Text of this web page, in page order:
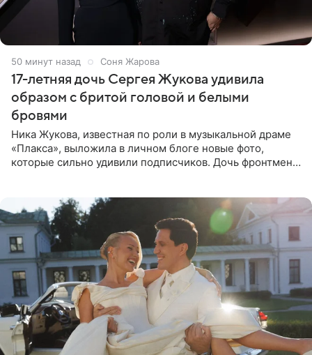
51 минуту назад Соня Жарова
17-летняя дочь Сергея Жукова удивила
образом с бритой головой и белыми
бровями
Ника Жукова, известная по роли в музыкальной драме
«Плакса», выложила в личном блоге новые фото,
которые сильно удивили подписчиков. Дочь фронтмена